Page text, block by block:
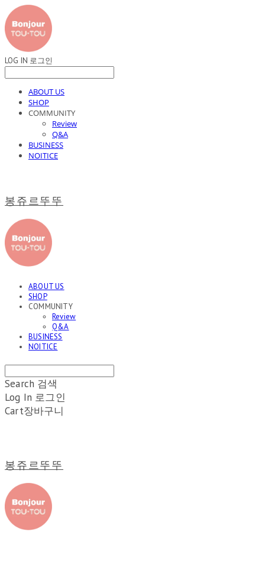
LOG IN 로그인
ABOUT US
SHOP
COMMUNITY
Review
Q&A
BUSINESS
NOITICE
봉쥬르뚜뚜
ABOUT US
SHOP
COMMUNITY
Review
Q&A
BUSINESS
NOITICE
Search 검색
Log In 로그인
Cart장바구니
봉쥬르뚜뚜